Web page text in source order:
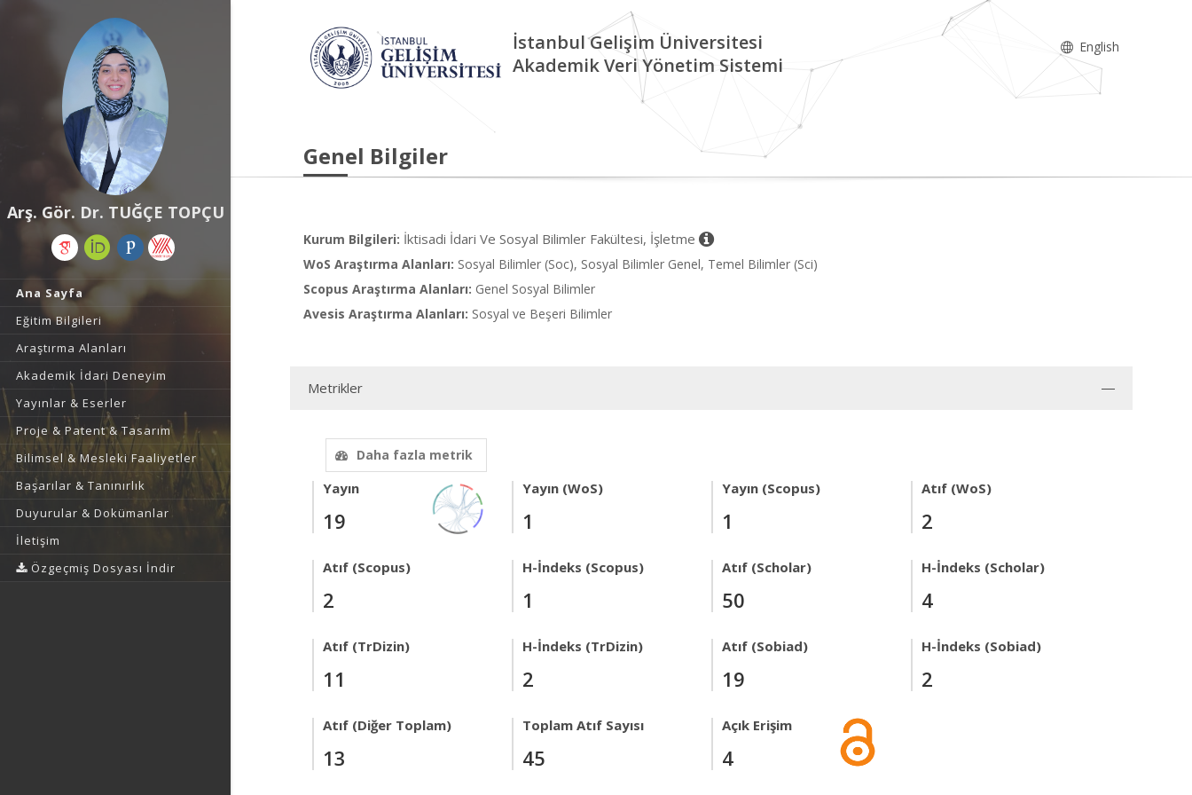
Arş. Gör. Dr. TUĞÇE TOPÇU
Ana Sayfa
Eğitim Bilgileri
Araştırma Alanları
Akademik İdari Deneyim
Yayınlar & Eserler
Proje & Patent & Tasarım
Bilimsel & Mesleki Faaliyetler
Başarılar & Tanınırlık
Duyurular & Dokümanlar
İletişim
Özgeçmiş Dosyası İndir
İstanbul Gelişim Üniversitesi
Akademik Veri Yönetim Sistemi
English
Genel Bilgiler
Kurum Bilgileri: İktisadi İdari Ve Sosyal Bilimler Fakültesi, İşletme
WoS Araştırma Alanları: Sosyal Bilimler (Soc), Sosyal Bilimler Genel, Temel Bilimler (Sci)
Scopus Araştırma Alanları: Genel Sosyal Bilimler
Avesis Araştırma Alanları: Sosyal ve Beşeri Bilimler
Metrikler
Daha fazla metrik
Yayın
19
Yayın (WoS)
1
Yayın (Scopus)
1
Atıf (WoS)
2
Atıf (Scopus)
2
H-İndeks (Scopus)
1
Atıf (Scholar)
50
H-İndeks (Scholar)
4
Atıf (TrDizin)
11
H-İndeks (TrDizin)
2
Atıf (Sobiad)
19
H-İndeks (Sobiad)
2
Atıf (Diğer Toplam)
13
Toplam Atıf Sayısı
45
Açık Erişim
4